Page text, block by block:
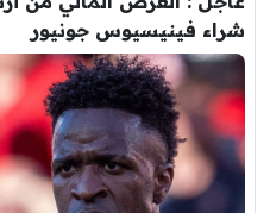
شراء فينيسيوس جونيور